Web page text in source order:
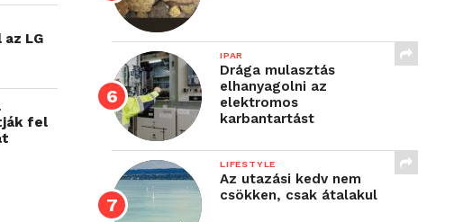
LG
fel
IPAR
Drága mulasztás
elhanyagolni az
elektromos
karbantartást
LIFESTYLE
Az utazási kedv nem
csökken, csak átalakul